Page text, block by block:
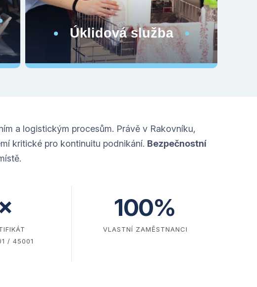
Úklidová služba
a logistickým procesům. Právě v Rakovníku,
kritické pro kontinuitu podnikání. Bezpečnostní
/ 45001
100%
VLASTNÍ ZAMĚSTNANCI